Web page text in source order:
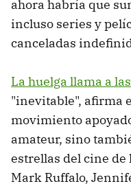
ahora habría que
incluso series y
canceladas
La huelga llama a
"inevitable", afirma
movimiento
amateur, sino
estrellas del cine de
Mark Ruffalo,